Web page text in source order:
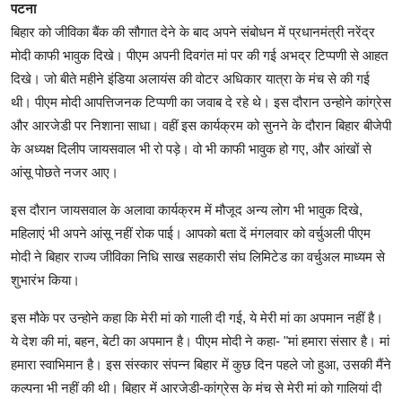
पटना
बिहार को जीविका बैंक की सौगात देने के बाद अपने संबोधन में प्रधानमंत्री नरेंद्र
मोदी काफी भावुक दिखे। पीएम अपनी दिवगंत मां पर की गई अभद्र टिप्पणी से आहत
दिखे। जो बीते महीने इंडिया अलायंस की वोटर अधिकार यात्रा के मंच से की गई
थी। पीएम मोदी आपत्तिजनक टिप्पणी का जवाब दे रहे थे। इस दौरान उन्होने कांग्रेस
और आरजेडी पर निशाना साधा। वहीं इस कार्यक्रम को सुनने के दौरान बिहार बीजेपी
के अध्यक्ष दिलीप जायसवाल भी रो पड़े। वो भी काफी भावुक हो गए, और आंखों से
आंसू पोछते नजर आए।
इस दौरान जायसवाल के अलावा कार्यक्रम में मौजूद अन्य लोग भी भावुक दिखे,
महिलाएं भी अपने आंसू नहीं रोक पाई। आपको बता दें मंगलवार को वर्चुअली पीएम
मोदी ने बिहार राज्य जीविका निधि साख सहकारी संघ लिमिटेड का वर्चुअल माध्यम से
शुभारंभ किया।
इस मौके पर उन्होने कहा कि मेरी मां को गाली दी गई, ये मेरी मां का अपमान नहीं है।
ये देश की मां, बहन, बेटी का अपमान है। पीएम मोदी ने कहा- "मां हमारा संसार है। मां
हमारा स्वाभिमान है। इस संस्कार संपन्न बिहार में कुछ दिन पहले जो हुआ, उसकी मैंने
कल्पना भी नहीं की थी। बिहार में आरजेडी-कांग्रेस के मंच से मेरी मां को गालियां दी